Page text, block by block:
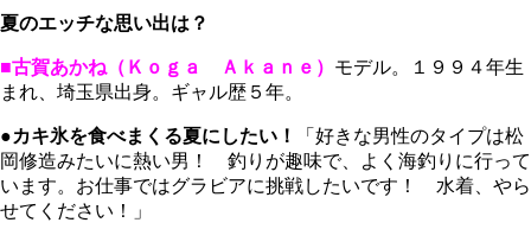
夏のエッチな思い出は？
■古賀あかね（Ｋｏｇａ Ａｋａｎｅ） モデル。１９９４年生
まれ、埼玉県出身。ギャル歴５年。
●カキ氷を食べまくる夏にしたい！
「好きな男性のタイプは松
岡修造みたいに熱い男！ 釣りが趣味で、よく海釣りに行って
います。お仕事ではグラビアに挑戦したいです！ 水着、やら
せてください！」